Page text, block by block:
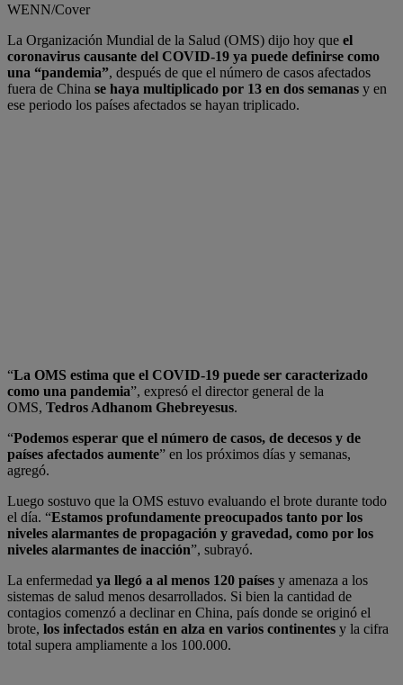
WENN/Cover
La Organización Mundial de la Salud (OMS) dijo hoy que el
coronavirus causante del COVID-19 ya puede definirse como
una “pandemia”, después de que el número de casos afectados
fuera de China se haya multiplicado por 13 en dos semanas y en
ese periodo los países afectados se hayan triplicado.
“La OMS estima que el COVID-19 puede ser caracterizado
como una pandemia”, expresó el director general de la
OMS, Tedros Adhanom Ghebreyesus.
“Podemos esperar que el número de casos, de decesos y de
países afectados aumente” en los próximos días y semanas,
agregó.
Luego sostuvo que la OMS estuvo evaluando el brote durante todo
el día. “Estamos profundamente preocupados tanto por los
niveles alarmantes de propagación y gravedad, como por los
niveles alarmantes de inacción”, subrayó.
La enfermedad ya llegó a al menos 120 países y amenaza a los
sistemas de salud menos desarrollados. Si bien la cantidad de
contagios comenzó a declinar en China, país donde se originó el
brote, los infectados están en alza en varios continentes y la cifra
total supera ampliamente a los 100.000.